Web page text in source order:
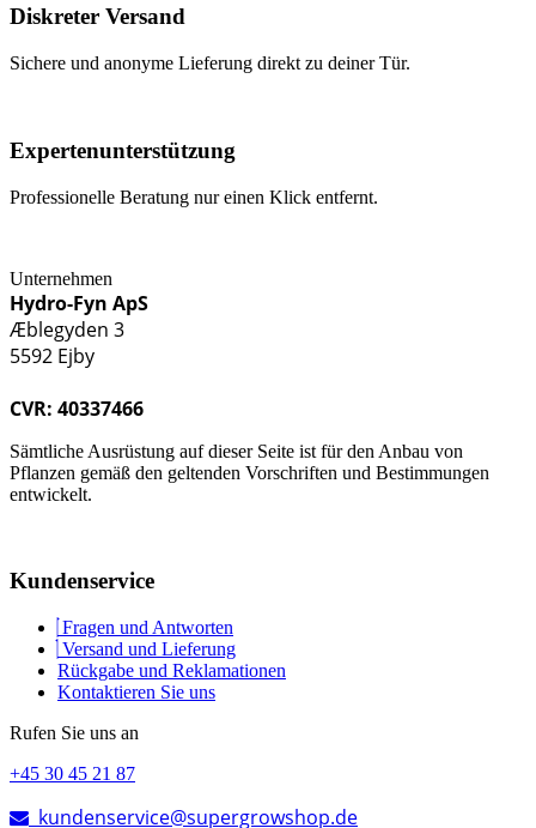
Diskreter Versand
Sichere und anonyme Lieferung direkt zu deiner Tür.
Expertenunterstützung
Professionelle Beratung nur einen Klick entfernt.
Unternehmen
Hydro-Fyn ApS
Æblegyden 3
5592 Ejby
CVR: 40337466
Sämtliche Ausrüstung auf dieser Seite ist für den Anbau von
Pflanzen gemäß den geltenden Vorschriften und Bestimmungen
entwickelt.
Kundenservice
Fragen und Antworten
Versand und Lieferung
Rückgabe und Reklamationen
Kontaktieren Sie uns
Rufen Sie uns an
+45 30 45 21 87
kundenservice@supergrowshop.de